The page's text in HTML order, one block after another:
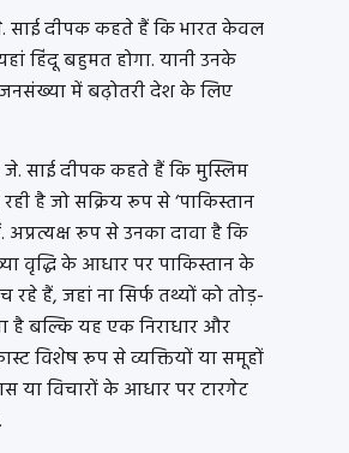
साई दीपक कहते हैं कि भारत केवल
हिंदू बहुमत होगा. यानी उनके
में बढ़ोतरी देश के लिए
जे. साई दीपक कहते हैं कि मुस्लिम
है जो सक्रिय रूप से ‘पाकिस्तान
रूप से उनका दावा है कि
वृद्धि के आधार पर पाकिस्तान के
हैं, जहां ना सिर्फ तथ्यों को तोड़-
है बल्कि यह एक निराधार और
विशेष रूप से व्यक्तियों या समूहों
या विचारों के आधार पर टारगेट